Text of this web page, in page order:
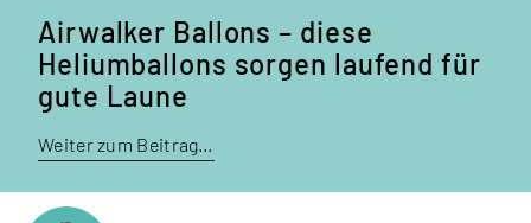
Airwalker Ballons – diese
Heliumballons sorgen laufend für
gute Laune
Weiter zum Beitrag…